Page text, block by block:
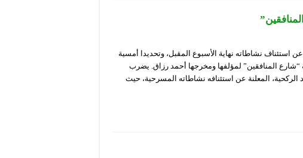
نشاطاته نهاية الأسبوع المقبل، وتحديدا أمسية
لمسرحية “شارع المنافقين” لمؤلفها ومخرجها أحمد رزاق. يضرب
المعلنة عن استئنافه نشاطاته المسرحية، حيث